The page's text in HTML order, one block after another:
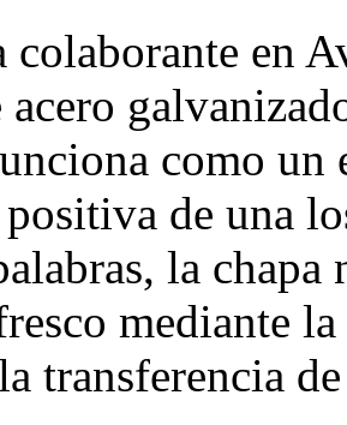
colaborante en
acero
como un
de una
la
mediante
transferencia